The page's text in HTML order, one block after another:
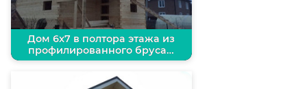
Дом 6х7 в полтора этажа из
профилированного бруса…